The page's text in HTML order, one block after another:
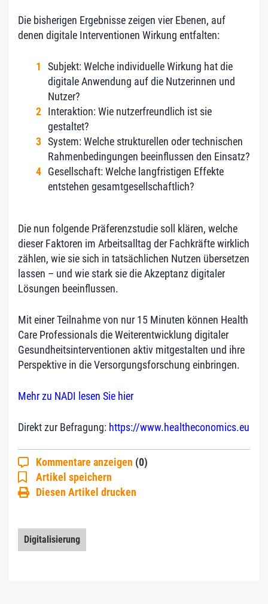
Die bisherigen Ergebnisse zeigen vier Ebenen, auf
denen digitale Interventionen Wirkung entfalten:
Subjekt: Welche individuelle Wirkung hat die
digitale Anwendung auf die Nutzerinnen und
Nutzer?
Interaktion: Wie nutzerfreundlich ist sie
gestaltet?
System: Welche strukturellen oder technischen
Rahmenbedingungen beeinflussen den Einsatz?
Gesellschaft: Welche langfristigen Effekte
entstehen gesamtgesellschaftlich?
Die nun folgende Präferenzstudie soll klären, welche
dieser Faktoren im Arbeitsalltag der Fachkräfte wirklich
zählen, wie sie sich in tatsächlichen Nutzen übersetzen
lassen – und wie stark sie die Akzeptanz digitaler
Lösungen beeinflussen.
Mit einer Teilnahme von nur 15 Minuten können Health
Care Professionals die Weiterentwicklung digitaler
Gesundheitsinterventionen aktiv mitgestalten und ihre
Perspektive in die Versorgungsforschung einbringen.
Mehr zu NADI lesen Sie hier
Direkt zur Befragung: https://www.healtheconomics.eu
Kommentare anzeigen (0)
Artikel speichern
Diesen Artikel drucken
Digitalisierung